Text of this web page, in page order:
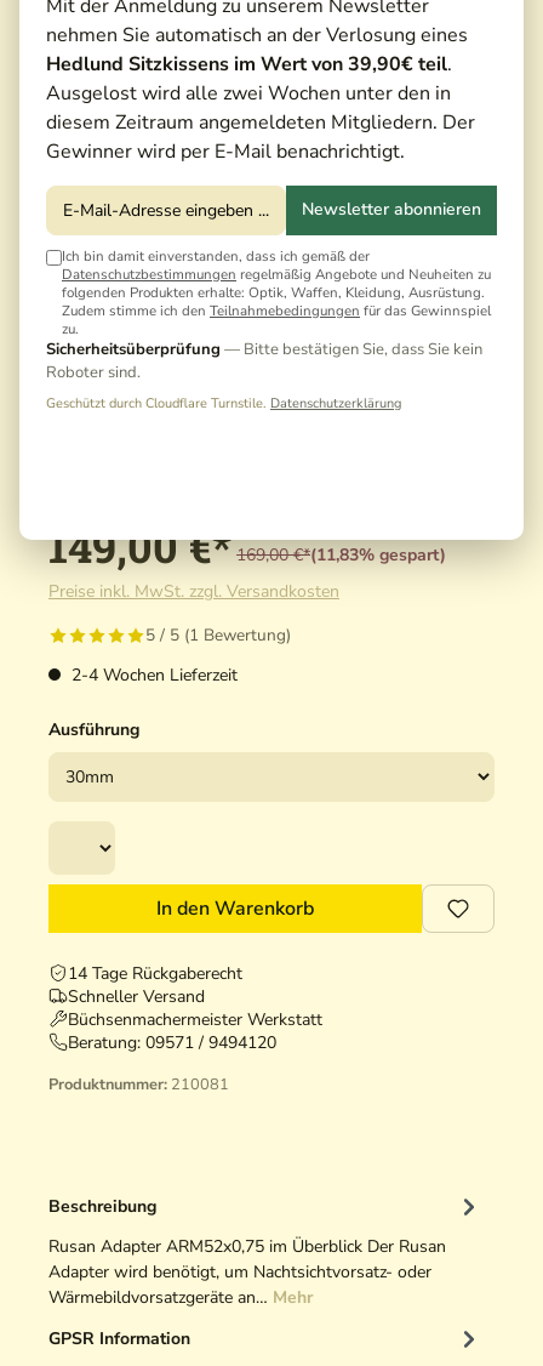
Mit der Anmeldung zu unserem Newsletter
nehmen Sie automatisch an der Verlosung eines
Hedlund Sitzkissens im Wert von 39,90€ teil.
Ausgelost wird alle zwei Wochen unter den in
diesem Zeitraum angemeldeten Mitgliedern. Der
Gewinner wird per E-Mail benachrichtigt.
Newsletter abonnieren
Ich bin damit einverstanden, dass ich gemäß der
Datenschutzbestimmungen regelmäßig Angebote und Neuheiten zu
folgenden Produkten erhalte: Optik, Waffen, Kleidung, Ausrüstung.
Zudem stimme ich den Teilnahmebedingungen für das Gewinnspiel
zu.
Sicherheitsüberprüfung — Bitte bestätigen Sie, dass Sie kein
Roboter sind.
Geschützt durch Cloudflare Turnstile. Datenschutzerklärung
149,00 €* 169,00 €*(11,83% gespart)
Preise inkl. MwSt. zzgl. Versandkosten
5 / 5 (1 Bewertung)
2-4 Wochen Lieferzeit
Ausführung
In den Warenkorb
14 Tage Rückgaberecht
Schneller Versand
Büchsenmachermeister Werkstatt
Beratung: 09571 / 9494120
Produktnummer: 210081
Beschreibung
Rusan Adapter ARM52x0,75 im Überblick Der Rusan
Adapter wird benötigt, um Nachtsichtvorsatz- oder
Wärmebildvorsatzgeräte an… Mehr
GPSR Information